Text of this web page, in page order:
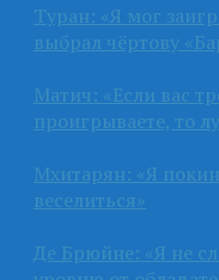
Туран: «Я мог
выбрал чёртову
Матич: «Если вас
проигрываете, то
Мхитарян: «Я
веселиться»
Де Брюйне: «Я не